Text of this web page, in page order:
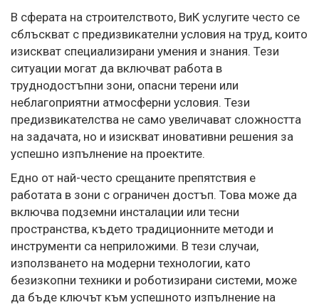
В сферата на строителството, ВиК услугите често се
сблъскват с предизвикателни условия на труд, които
изискват специализирани умения и знания. Тези
ситуации могат да включват работа в
труднодостъпни зони, опасни терени или
неблагоприятни атмосферни условия. Тези
предизвикателства не само увеличават сложността
на задачата, но и изискват иновативни решения за
успешно изпълнение на проектите.
Едно от най-често срещаните препятствия е
работата в зони с ограничен достъп. Това може да
включва подземни инсталации или тесни
пространства, където традиционните методи и
инструменти са неприложими. В тези случаи,
използването на модерни технологии, като
безизкопни техники и роботизирани системи, може
да бъде ключът към успешното изпълнение на